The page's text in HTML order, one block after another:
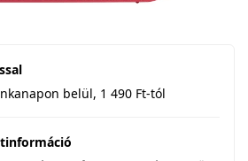
belül, 1 490 Ft-tól